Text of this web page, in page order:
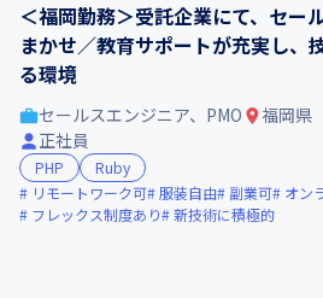
＜福岡勤務＞受託企業にて、セー
まかせ／教育サポートが充実し、
る環境
セールスエンジニア、PMO 福岡県
正社員
PHP
Ruby
リモートワーク可 服装自由 副業可
オン
フレックス制度あり
新技術に積極的